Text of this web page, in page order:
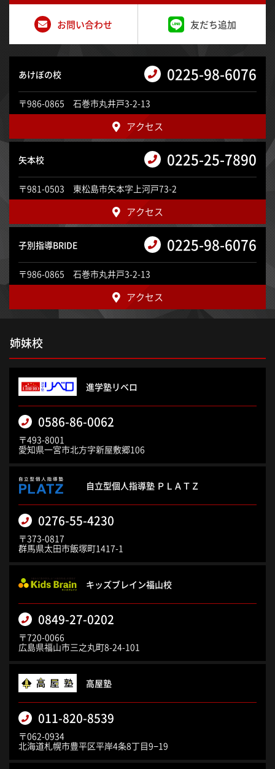
お問い合わせ 友だち追加
あけぼの校 0225-98-6076
〒986-0865 石巻市丸井戸3-2-13
アクセス
矢本校 0225-25-7890
〒981-0503 東松島市矢本字上河戸73-2
アクセス
子別指導BRIDE 0225-98-6076
〒986-0865 石巻市丸井戸3-2-13
アクセス
姉妹校
進学塾リベロ
0586-86-0062
〒493-8001
愛知県一宮市北方字新屋敷郷106
自立型個人指導塾 ＰＬＡＴＺ
0276-55-4230
〒373-0817
群馬県太田市飯塚町1417-1
キッズブレイン福山校
0849-27-0202
〒720-0066
広島県福山市三之丸町8-24-101
高屋塾
011-820-8539
〒062-0934
北海道札幌市豊平区平岸4条8丁目9−19